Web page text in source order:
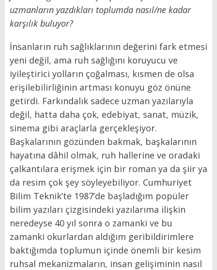
uzmanların yazdıkları toplumda nasıl/ne kadar
karşılık buluyor?
İnsanların ruh sağlıklarının değerini fark etmesi
yeni değil, ama ruh sağlığını koruyucu ve
iyileştirici yolların çoğalması, kısmen de olsa
erişilebilirliğinin artması konuyu göz önüne
getirdi. Farkındalık sadece uzman yazılarıyla
değil, hatta daha çok, edebiyat, sanat, müzik,
sinema gibi araçlarla gerçekleşiyor.
Başkalarının gözünden bakmak, başkalarının
hayatına dâhil olmak, ruh hallerine ve oradaki
çalkantılara erişmek için bir roman ya da şiir ya
da resim çok şey söyleyebiliyor. Cumhuriyet
Bilim Teknik’te 1987’de başladığım popüler
bilim yazıları çizgisindeki yazılarıma ilişkin
neredeyse 40 yıl sonra o zamanki ve bu
zamanki okurlardan aldığım geribildirimlere
baktığımda toplumun içinde önemli bir kesim
ruhsal mekanizmaların, insan gelişiminin nasıl